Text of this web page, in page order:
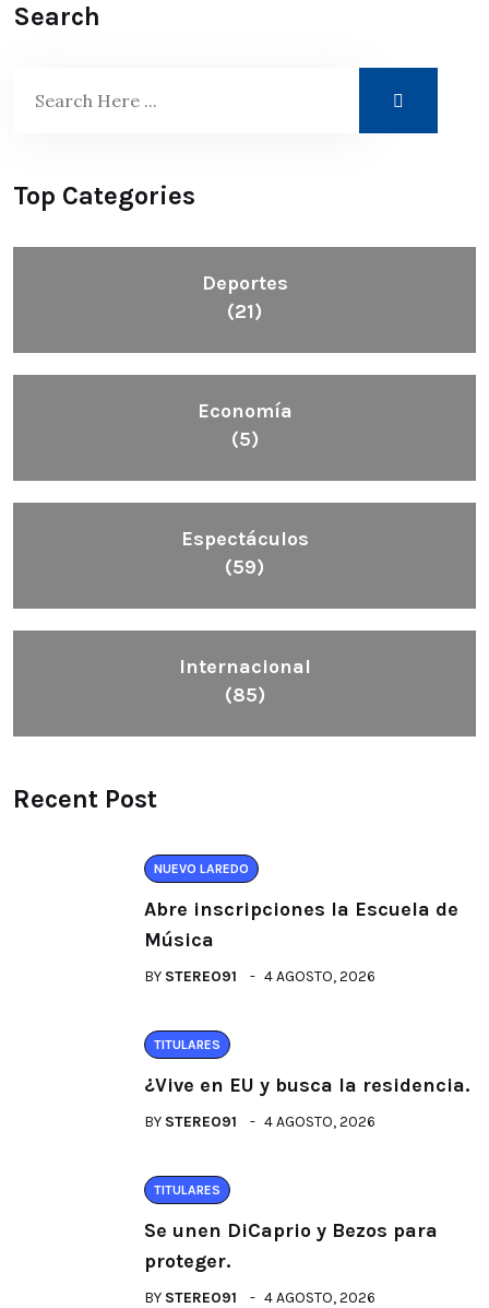
Search
Top Categories
Deportes
(21)
Economía
(5)
Espectáculos
(59)
Internacional
(85)
Recent Post
NUEVO LAREDO
Abre inscripciones la Escuela de
Música
BY STEREO91 4 AGOSTO, 2026
TITULARES
¿Vive en EU y busca la residencia.
BY STEREO91 4 AGOSTO, 2026
TITULARES
Se unen DiCaprio y Bezos para
proteger.
BY STEREO91 4 AGOSTO, 2026